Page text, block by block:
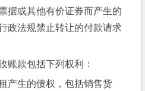
据或其他有价证券而产生的
政法规禁止转让的付款请求
款包括下列权利：
生的债权，包括销售货